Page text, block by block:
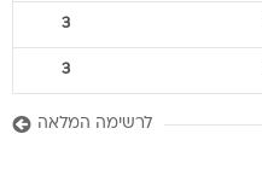
3
3
לרשימה המלאה